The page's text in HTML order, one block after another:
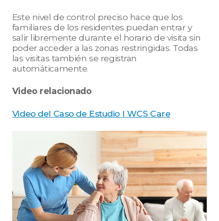
Este nivel de control preciso hace que los
familiares de los residentes puedan entrar y
salir libremente durante el horario de visita sin
poder acceder a las zonas restringidas. Todas
las visitas también se registran
automáticamente.
Video relacionado
Video del Caso de Estudio I WCS Care